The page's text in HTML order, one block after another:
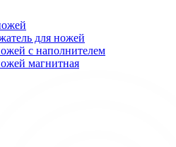
для ножей
с наполнителем
магнитная